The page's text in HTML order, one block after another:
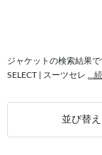
#パンツスーツ ウール
ジャケットの検索結果
SELECT | スーツセレ
...
並び替え